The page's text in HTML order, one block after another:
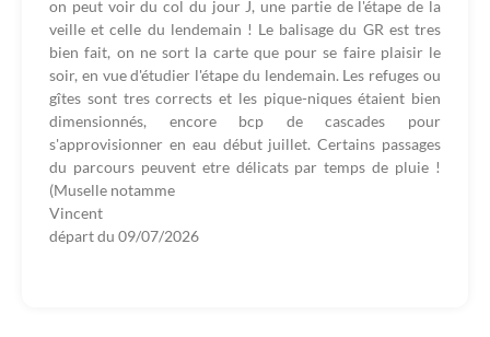
on peut voir du col du jour J, une partie de l'étape de la
veille et celle du lendemain ! Le balisage du GR est tres
bien fait, on ne sort la carte que pour se faire plaisir le
soir, en vue d'étudier l'étape du lendemain. Les refuges ou
gîtes sont tres corrects et les pique-niques étaient bien
dimensionnés, encore bcp de cascades pour
s'approvisionner en eau début juillet. Certains passages
du parcours peuvent etre délicats par temps de pluie !
(Muselle notamme
Vincent
départ du 09/07/2026